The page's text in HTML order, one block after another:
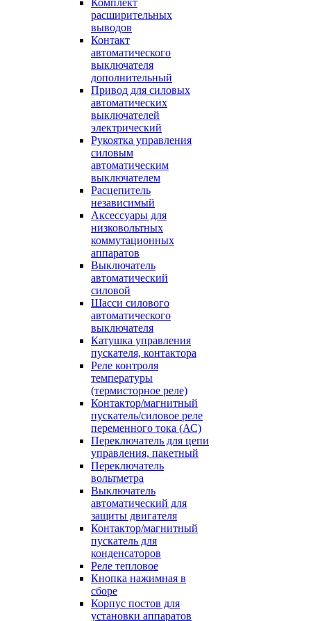
Комплект
расширительных
выводов
Контакт
автоматического
выключателя
дополнительный
Привод для силовых
автоматических
выключателей
электрический
Рукоятка управления
силовым
автоматическим
выключателем
Расцепитель
независимый
Аксессуары для
низковольтных
коммутационных
аппаратов
Выключатель
автоматический
силовой
Шасси силового
автоматического
выключателя
Катушка управления
пускателя, контактора
Реле контроля
температуры
(термисторное реле)
Контактор/магнитный
пускатель/силовое реле
переменного тока (АС)
Переключатель для цепи
управления, пакетный
Переключатель
вольтметра
Выключатель
автоматический для
защиты двигателя
Контактор/магнитный
пускатель для
конденсаторов
Реле тепловое
Кнопка нажимная в
сборе
Корпус постов для
установки аппаратов